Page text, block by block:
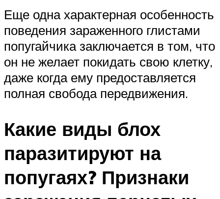
Еще одна характерная особенность
поведения зараженного глистами
попугайчика заключается в том, что
он не желает покидать свою клетку,
даже когда ему предоставляется
полная свобода передвижения.
Какие виды блох
паразитируют на
попугаях? Признаки